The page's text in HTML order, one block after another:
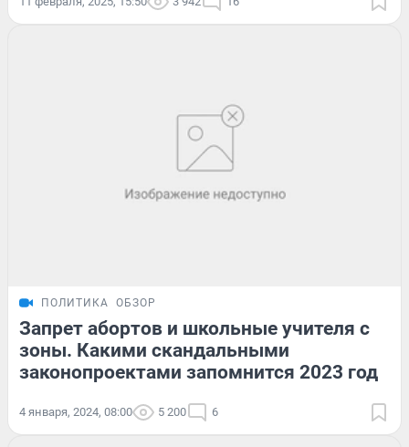
ПОЛИТИКА ОБЗОР
Запрет абортов и школьные учителя с
зоны. Какими скандальными
законопроектами запомнится 2023 год
4 января, 2024, 08:00 5 200 6